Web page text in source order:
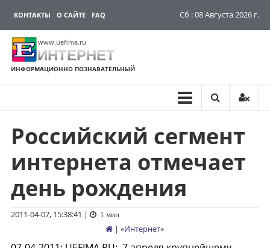
КОНТАКТЫ О САЙТЕ FAQ Сб : 08 Августа 2026 г.
www.uefima.ru
ИНТЕРНЕТ
ИНФОРМАЦИОННО ПОЗНАВАТЕЛЬНЫЙ
Перейти
содержимому
Российский сегмент
интернета отмечает
день рождения
2011-04-07, 15:38:41 | 1 мин
| «Интернет»